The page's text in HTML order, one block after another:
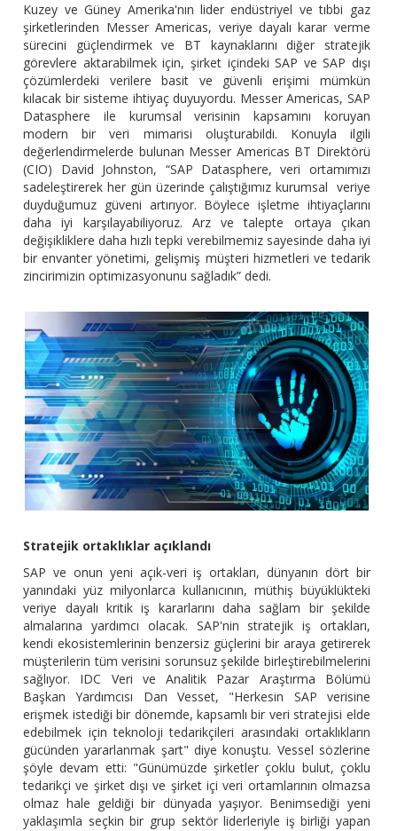
Kuzey ve Güney Amerika'nın lider endüstriyel ve tıbbi gaz
şirketlerinden Messer Americas, veriye dayalı karar verme
sürecini güçlendirmek ve BT kaynaklarını diğer stratejik
görevlere aktarabilmek için, şirket içindeki SAP ve SAP dışı
çözümlerdeki verilere basit ve güvenli erişimi mümkün
kılacak bir sisteme ihtiyaç duyuyordu. Messer Americas, SAP
Datasphere ile kurumsal verisinin kapsamını koruyan
modern bir veri mimarisi oluşturabildi. Konuyla ilgili
değerlendirmelerde bulunan Messer Americas BT Direktörü
(CIO) David Johnston, “SAP Datasphere, veri ortamımızı
sadeleştirerek her gün üzerinde çalıştığımız kurumsal veriye
duyduğumuz güveni artırıyor. Böylece işletme ihtiyaçlarını
daha iyi karşılayabiliyoruz. Arz ve talepte ortaya çıkan
değişikliklere daha hızlı tepki verebilmemiz sayesinde daha iyi
bir envanter yönetimi, gelişmiş müşteri hizmetleri ve tedarik
zincirimizin optimizasyonunu sağladık” dedi.
Stratejik ortaklıklar açıklandı
SAP ve onun yeni açık-veri iş ortakları, dünyanın dört bir
yanındaki yüz milyonlarca kullanıcının, müthiş büyüklükteki
veriye dayalı kritik iş kararlarını daha sağlam bir şekilde
almalarına yardımcı olacak. SAP'nin stratejik iş ortakları,
kendi ekosistemlerinin benzersiz güçlerini bir araya getirerek
müşterilerin tüm verisini sorunsuz şekilde birleştirebilmelerini
sağlıyor. IDC Veri ve Analitik Pazar Araştırma Bölümü
Başkan Yardımcısı Dan Vesset, "Herkesin SAP verisine
erişmek istediği bir dönemde, kapsamlı bir veri stratejisi elde
edebilmek için teknoloji tedarikçileri arasındaki ortaklıkların
gücünden yararlanmak şart" diye konuştu. Vessel sözlerine
şöyle devam etti: "Günümüzde şirketler çoklu bulut, çoklu
tedarikçi ve şirket dışı ve şirket içi veri ortamlarının olmazsa
olmaz hale geldiği bir dünyada yaşıyor. Benimsediği yeni
yaklaşımla seçkin bir grup sektör liderleriyle iş birliği yapan